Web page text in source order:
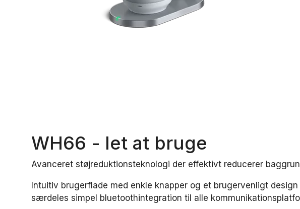
WH66 - let at bruge
Avanceret støjreduktionsteknologi der effektivt reducerer
Intuitiv brugerflade med enkle knapper og et brugervenligt
særdeles simpel bluetoothintegration til alle